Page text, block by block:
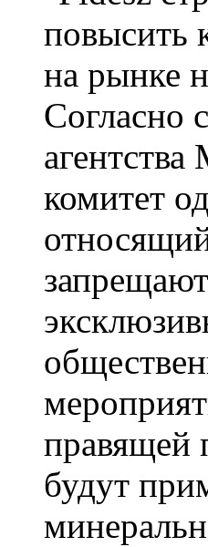
Cогласно
комитет
правящей
будут